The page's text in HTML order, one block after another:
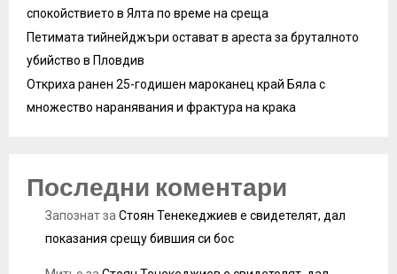
спокойствието в Ялта по време на среща
Петимата тийнейджъри остават в ареста за бруталното
убийство в Пловдив
Откриха ранен 25-годишен мароканец край Бяла с
множество наранявания и фрактура на крака
Последни коментари
Запознатза Стоян Тенекеджиев е свидетелят, дал
показания срещу бившия си бос